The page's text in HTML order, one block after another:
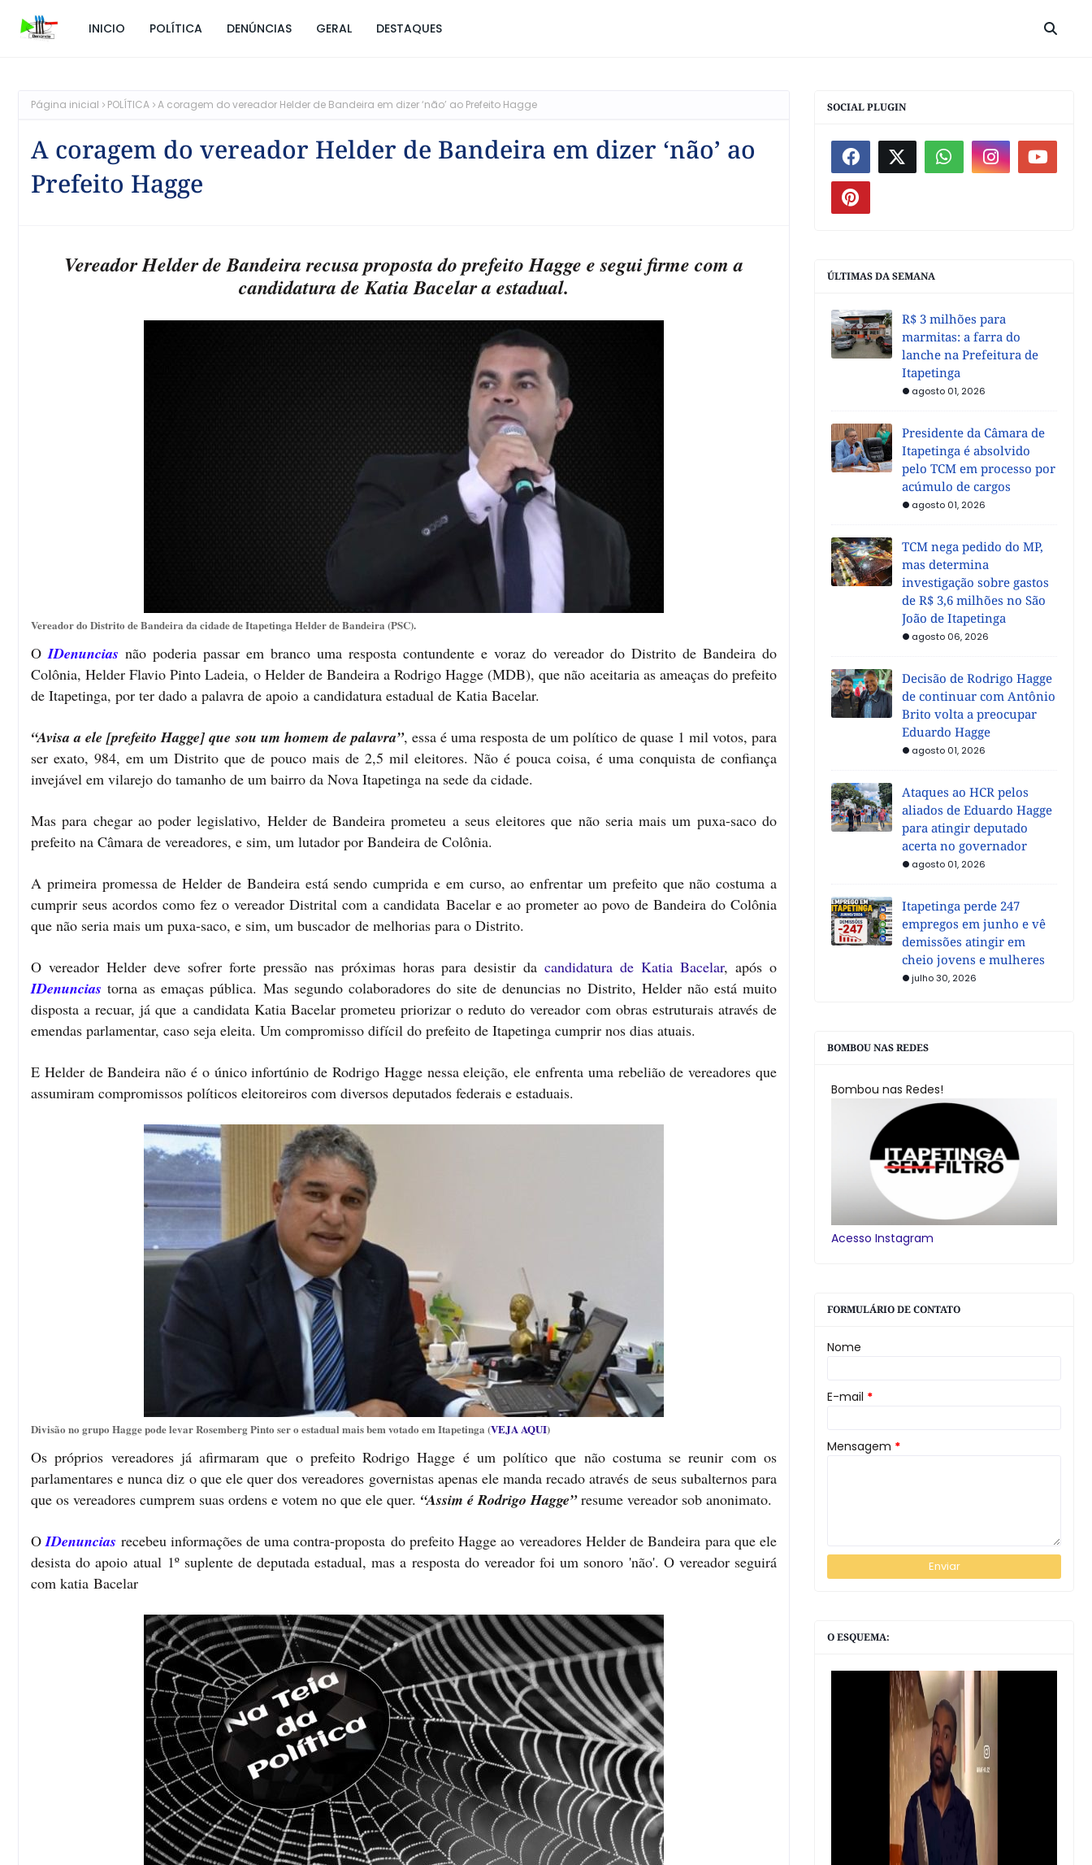
INICIO POLÍTICA DENÚNCIAS GERAL DESTAQUES
Página inicial POLÍTICA A coragem do vereador Helder de Bandeira em dizer ‘não’ ao Prefeito Hagge
A coragem do vereador Helder de Bandeira em dizer ‘não’ ao
Prefeito Hagge
Vereador Helder de Bandeira recusa proposta do prefeito Hagge e segui firme com a
candidatura de Katia Bacelar a estadual.
Vereador do Distrito de Bandeira da cidade de Itapetinga Helder de Bandeira (PSC).
OIDenuncias não poderia passar em branco uma resposta contundente e voraz do vereador do Distrito de Bandeira do
Colônia, Helder Flavio Pinto Ladeia, o Helder de Bandeira a Rodrigo Hagge (MDB), que não aceitaria as ameaças do prefeito
de Itapetinga, por ter dado a palavra de apoio a candidatura estadual de Katia Bacelar.
“Avisa a ele [prefeito Hagge] que sou um homem de palavra”, essa é uma resposta de um político de quase 1 mil votos, para
ser exato, 984, em um Distrito que de pouco mais de 2,5 mil eleitores. Não é pouca coisa, é uma conquista de confiança
invejável em vilarejo do tamanho de um bairro da Nova Itapetinga na sede da cidade.
Mas para chegar ao poder legislativo, Helder de Bandeira prometeu a seus eleitores que não seria mais um puxa-saco do
prefeito na Câmara de vereadores, e sim, um lutador por Bandeira de Colônia.
A primeira promessa de Helder de Bandeira está sendo cumprida e em curso, ao enfrentar um prefeito que não costuma a
cumprir seus acordos como fez o vereador Distrital com a candidata Bacelar e ao prometer ao povo de Bandeira do Colônia
que não seria mais um puxa-saco, e sim, um buscador de melhorias para o Distrito.
O vereador Helder deve sofrer forte pressão nas próximas horas para desistir dacandidatura de Katia Bacelar, após o
IDenuncias torna as emaças pública. Mas segundo colaboradores do site de denuncias no Distrito, Helder não está muito
disposta a recuar, já que a candidata Katia Bacelar prometeu priorizar o reduto do vereador com obras estruturais através de
emendas parlamentar, caso seja eleita. Um compromisso difícil do prefeito de Itapetinga cumprir nos dias atuais.
E Helder de Bandeira não é o único infortúnio de Rodrigo Hagge nessa eleição, ele enfrenta uma rebelião de vereadores que
assumiram compromissos políticos eleitoreiros com diversos deputados federais e estaduais.
Divisão no grupo Hagge pode levar Rosemberg Pinto ser o estadual mais bem votado em Itapetinga (VEJA AQUI)
Os próprios vereadores já afirmaram que o prefeito Rodrigo Hagge é um político que não costuma se reunir com os
parlamentares e nunca diz o que ele quer dos vereadores governistas apenas ele manda recado através de seus subalternos para
que os vereadores cumprem suas ordens e votem no que ele quer. “Assim é Rodrigo Hagge”resume vereador sob anonimato.
OIDenuncias recebeu informações de uma contra-proposta do prefeito Hagge ao vereadores Helder de Bandeira para que ele
desista do apoio atual 1º suplente de deputada estadual, mas a resposta do vereador foi um sonoro 'não'. O vereador seguirá
com katia Bacelar
SOCIAL PLUGIN
ÚLTIMAS DA SEMANA
R$ 3 milhões para
marmitas: a farra do
lanche na Prefeitura de
Itapetinga
agosto 01, 2026
Presidente da Câmara de
Itapetinga é absolvido
pelo TCM em processo por
acúmulo de cargos
agosto 01, 2026
TCM nega pedido do MP,
mas determina
investigação sobre gastos
de R$ 3,6 milhões no São
João de Itapetinga
agosto 06, 2026
Decisão de Rodrigo Hagge
de continuar com Antônio
Brito volta a preocupar
Eduardo Hagge
agosto 01, 2026
Ataques ao HCR pelos
aliados de Eduardo Hagge
para atingir deputado
acerta no governador
agosto 01, 2026
Itapetinga perde 247
empregos em junho e vê
demissões atingir em
cheio jovens e mulheres
julho 30, 2026
BOMBOU NAS REDES
Bombou nas Redes!
Acesso Instagram
FORMULÁRIO DE CONTATO
Nome
E-mail *
Mensagem *
O ESQUEMA: